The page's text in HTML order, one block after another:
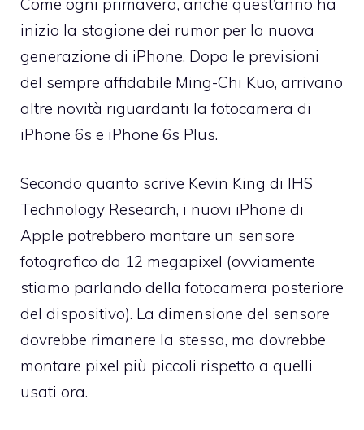
inizio la stagione dei rumor per la nuova
generazione di iPhone. Dopo le previsioni
del sempre affidabile Ming-Chi Kuo, arrivano
altre novità riguardanti la fotocamera di
iPhone 6s e iPhone 6s Plus.
Secondo quanto scrive Kevin King di IHS
Technology Research, i nuovi iPhone di
Apple potrebbero montare un sensore
fotografico da 12 megapixel (ovviamente
stiamo parlando della fotocamera posteriore
del dispositivo). La dimensione del sensore
dovrebbe rimanere la stessa, ma dovrebbe
montare pixel più piccoli rispetto a quelli
usati ora.